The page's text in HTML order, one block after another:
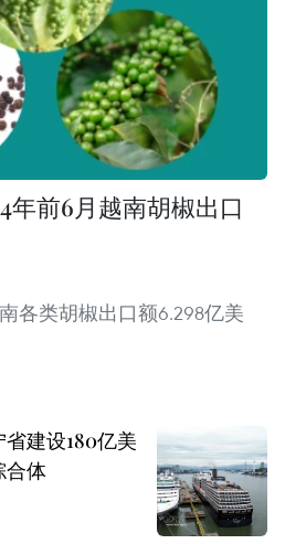
年前6月越南胡椒出口
各类胡椒出口额6.298亿美
建设180亿美
合体